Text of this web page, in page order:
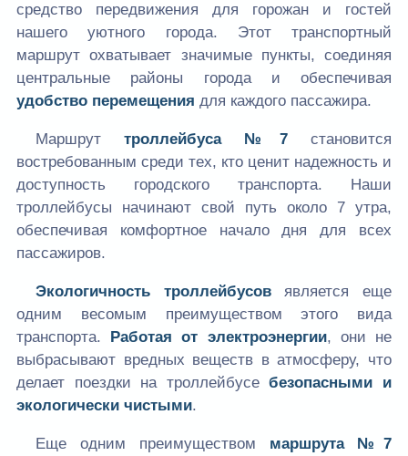
средство передвижения для горожан и гостей
нашего уютного города. Этот транспортный
маршрут охватывает значимые пункты, соединяя
центральные районы города и обеспечивая
удобство перемещения для каждого пассажира.
Маршруттроллейбуса №7 становится
востребованным среди тех, кто ценит надежность и
доступность городского транспорта. Наши
троллейбусы начинают свой путь около 7 утра,
обеспечивая комфортное начало дня для всех
пассажиров.
Экологичность троллейбусовявляется еще
одним весомым преимуществом этого вида
транспорта. Работая от электроэнергии, они не
выбрасывают вредных веществ в атмосферу, что
делает поездки на троллейбусебезопасными и
экологически чистыми.
Еще одним преимуществом маршрута №7